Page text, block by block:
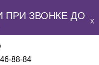
ПРИ ЗВОНКЕ ДО
X
88-84